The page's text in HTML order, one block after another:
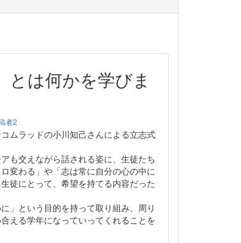
は何かを学びま
者2
ムラッドの小川知己さんによる立志式
も交えながら話される姿に、生徒たち
変わる」や「志は常に自分の心の中に
徒にとって、希望を持てる内容だった
」という目的を持って取り組み、周り
える学年になっていってくれることを